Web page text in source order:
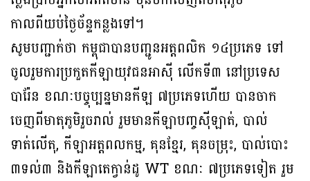
កាលពីយប់ថ្ងៃច័ន្ទកន្លងទៅ។
សូមបញ្ជាក់ថា កម្ពុជាបានបញ្ជូនអត្តពលិក ១៤ប្រភេទ ទៅ
ចូលរួមការប្រកួតកីឡាយុវជនអាស៊ី លើកទី៣ នៅប្រទេស
បារ៉ែន ខណៈបច្ចុប្បន្នមានកីឡ ៧ប្រភេទហើយ បានចាក
ចេញពីមាតុភូមិរួចរាល់ រួមមានកីឡាបញ្ចស៊ីឡាត់, បាល់
ទាត់លើតុ, កីឡាអត្តពលកម្ម, គុនខ្មែរ, គុនចម្រុះ, បាល់បោះ
៣ទល់៣ និងកីឡាតេក្វាន់ដូ WT ខណៈ ៧ប្រភេទទៀត រួម